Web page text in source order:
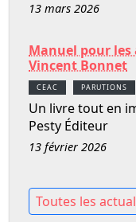
13 mars 2026
Manuel pour
Vincent Bonnet
CEAC PARUTIONS
Un livre tout en
Pesty Éditeur
13 février 2026
Toutes les